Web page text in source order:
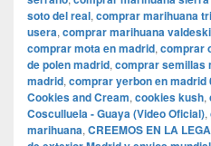
soto del real, comprar marihuana
usera, comprar marihuana valdeski
comprar mota en madrid, comprar
de polen madrid, comprar semillas
madrid, comprar yerbon en madrid
Cookies and Cream, cookies kush,
Cosculluela - Guaya (Video Oficial),
marihuana, CREEMOS EN LA